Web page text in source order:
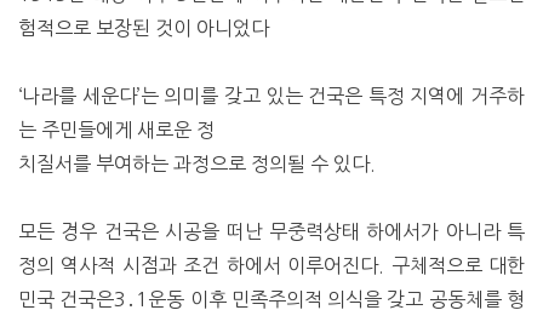
험적으로 보장된 것이 아니었다
‘나라를 세운다’는 의미를 갖고 있는 건국은 특정 지역에 거주하
는 주민들에게 새로운 정
치질서를 부여하는 과정으로 정의될 수 있다.
모든 경우 건국은 시공을 떠난 무중력상태 하에서가 아니라 특
정의 역사적 시점과 조건 하에서 이루어진다. 구체적으로 대한
민국 건국은3․1운동 이후 민족주의적 의식을 갖고 공동체를 형